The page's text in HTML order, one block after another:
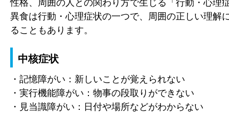
性格、周囲の人との関わり方で生じる「行動・心理
異食は行動・心理症状の一つで、周囲の正しい理解
ることもあります。
中核症状
・記憶障がい：新しいことが覚えられない
・実行機能障がい：物事の段取りができない
・見当識障がい：日付や場所などがわからない